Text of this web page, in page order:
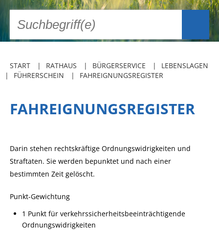
START RATHAUS BÜRGERSERVICE
LEBENSLAGEN
FÜHRERSCHEIN
FAHREIGNUNGSREGISTER
FAHREIGNUNGSREGISTER
Darin stehen rechtskräftige Ordnungswidrigkeiten und
Straftaten. Sie werden bepunktet und nach einer
bestimmten Zeit gelöscht.
Punkt-Gewichtung
1 Punkt für verkehrssicherheitsbeeinträchtigende
Ordnungswidrigkeiten